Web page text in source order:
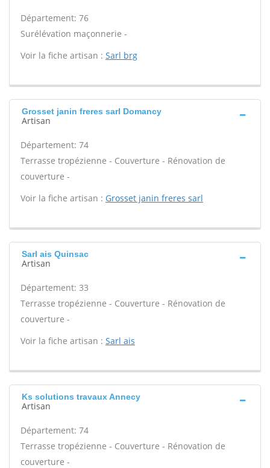
Département: 76
Surélévation maçonnerie -
Voir la fiche artisan : Sarl brg
Grosset janin freres sarl Domancy
Artisan
Département: 74
Terrasse tropézienne - Couverture - Rénovation de
couverture -
Voir la fiche artisan : Grosset janin freres sarl
Sarl ais Quinsac
Artisan
Département: 33
Terrasse tropézienne - Couverture - Rénovation de
couverture -
Voir la fiche artisan : Sarl ais
Ks solutions travaux Annecy
Artisan
Département: 74
Terrasse tropézienne - Couverture - Rénovation de
couverture -